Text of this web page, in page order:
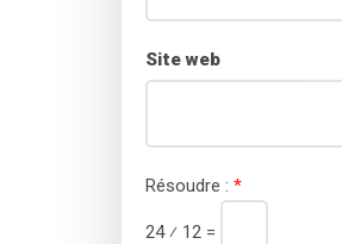
Site web
Résoudre : *
24 ⁄ 12 =